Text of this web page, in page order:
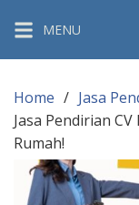
content
MENU
Home
Jasa
Jasa Pendirian
Rumah!